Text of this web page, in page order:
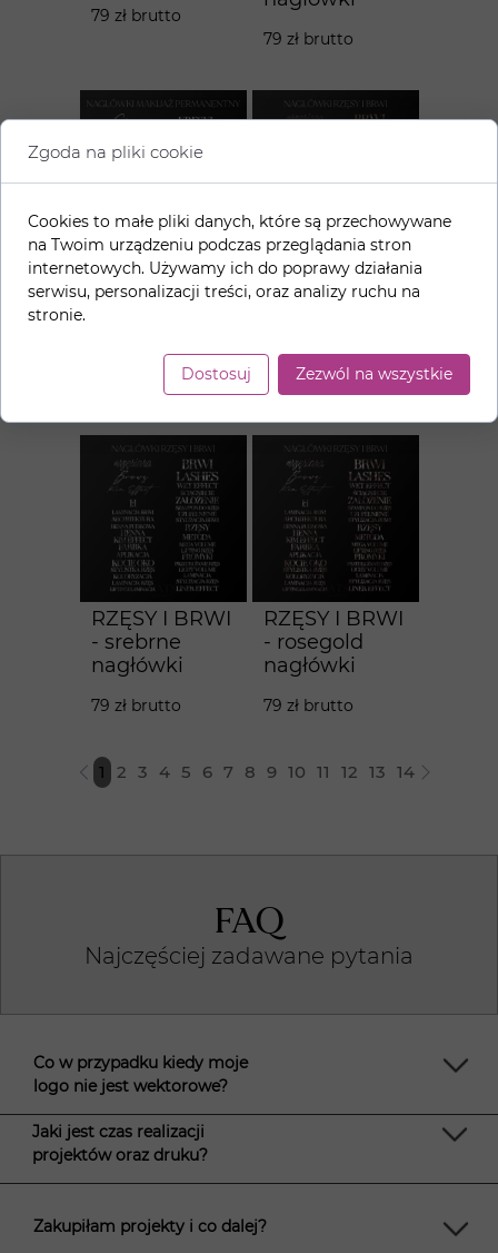
79 zł brutto
79 zł brutto
MAKIJAŻ
PERMANENT
RZĘSY I BRWI
- złote
79 zł brutto
RZĘSY I BRWI
- srebrne
nagłówki
79 zł brutto
RZĘSY I BRWI
- rosegold
nagłówki
79 zł brutto
1 2 3 4 5 6 7 8 9 10 11 12 13 14
FAQ
Najczęściej zadawane pytania
Co w przypadku kiedy moje
logo nie jest wektorowe?
Jaki jest czas realizacji
projektów oraz druku?
Zakupiłam projekty i co dalej?
Zgoda na pliki cookie
Cookies to małe pliki danych, które są przechowywane
na Twoim urządzeniu podczas przeglądania stron
internetowych. Używamy ich do poprawy działania
serwisu, personalizacji treści, oraz analizy ruchu na
stronie.
Dostosuj Zezwól na wszystkie